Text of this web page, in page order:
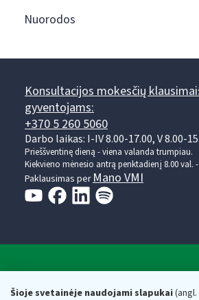
Šioje svetainėje naudojami slapukai
Nuorodos
Konsultacijos mokesčių
gyventojams:
+370 5 260 5060
Darbo laikas: I-IV 8.00-17.00, V 8.00-
Prieššventinę dieną - viena valanda trumpiau.
Kiekvieno mėnesio antrą penktadienį 8.00 val. -
Paklausimas perMano VMI
Valstybinė mokesčių inspekcija
Respublikos finansų ministerijos